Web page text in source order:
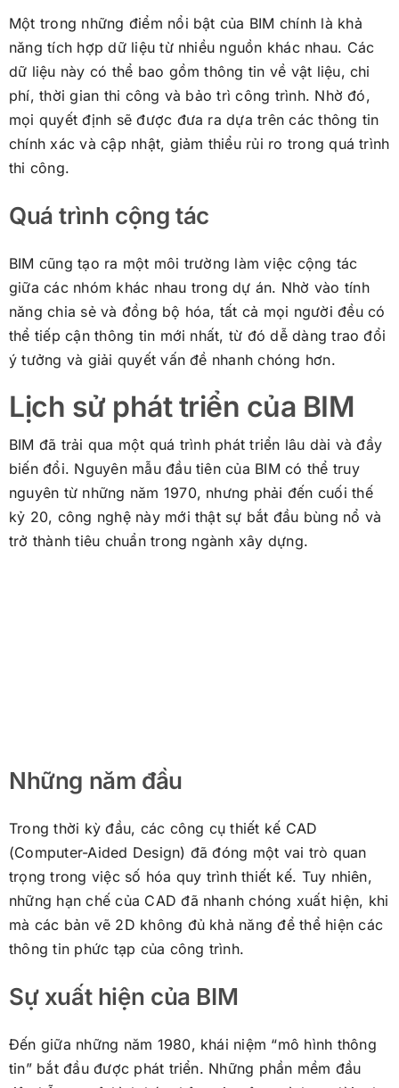
Một trong những điểm nổi bật của BIM chính là khả
năng tích hợp dữ liệu từ nhiều nguồn khác nhau. Các
dữ liệu này có thể bao gồm thông tin về vật liệu, chi
phí, thời gian thi công và bảo trì công trình. Nhờ đó,
mọi quyết định sẽ được đưa ra dựa trên các thông tin
chính xác và cập nhật, giảm thiểu rủi ro trong quá trình
thi công.
Quá trình cộng tác
BIM cũng tạo ra một môi trường làm việc cộng tác
giữa các nhóm khác nhau trong dự án. Nhờ vào tính
năng chia sẻ và đồng bộ hóa, tất cả mọi người đều có
thể tiếp cận thông tin mới nhất, từ đó dễ dàng trao đổi
ý tưởng và giải quyết vấn đề nhanh chóng hơn.
Lịch sử phát triển của BIM
BIM đã trải qua một quá trình phát triển lâu dài và đầy
biến đổi. Nguyên mẫu đầu tiên của BIM có thể truy
nguyên từ những năm 1970, nhưng phải đến cuối thế
kỷ 20, công nghệ này mới thật sự bắt đầu bùng nổ và
trở thành tiêu chuẩn trong ngành xây dựng.
Những năm đầu
Trong thời kỳ đầu, các công cụ thiết kế CAD
(Computer-Aided Design) đã đóng một vai trò quan
trọng trong việc số hóa quy trình thiết kế. Tuy nhiên,
những hạn chế của CAD đã nhanh chóng xuất hiện, khi
mà các bản vẽ 2D không đủ khả năng để thể hiện các
thông tin phức tạp của công trình.
Sự xuất hiện của BIM
Đến giữa những năm 1980, khái niệm “mô hình thông
tin” bắt đầu được phát triển. Những phần mềm đầu